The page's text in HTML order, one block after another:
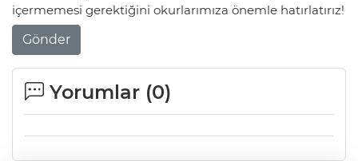
içermemesi gerektiğini okurlarımıza önemle hatırlatırız!
Gönder
Yorumlar (0)